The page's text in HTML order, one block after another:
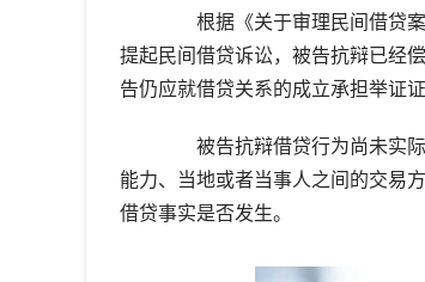
根据《关于审理民间借贷案
提起民间借贷诉讼，被告抗辩已经
告仍应就借贷关系的成立承担举证证
被告抗辩借贷行为尚未实际
能力、当地或者当事人之间的交易
借贷事实是否发生。